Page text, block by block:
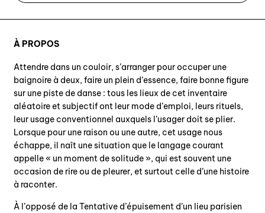
À PROPOS
Attendre dans un couloir, s’arranger pour occuper une
baignoire à deux, faire un plein d’essence, faire bonne figure
sur une piste de danse : tous les lieux de cet inventaire
aléatoire et subjectif ont leur mode d’emploi, leurs rituels,
leur usage conventionnel auxquels l’usager doit se plier.
Lorsque pour une raison ou une autre, cet usage nous
échappe, il naît une situation que le langage courant
appelle « un moment de solitude », qui est souvent une
occasion de rire ou de pleurer, et surtout celle d’une histoire
à raconter.
À l’opposé de la Tentative d’épuisement d’un lieu parisien